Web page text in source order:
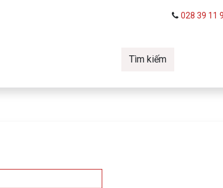
028 39 11
Tìm kiếm